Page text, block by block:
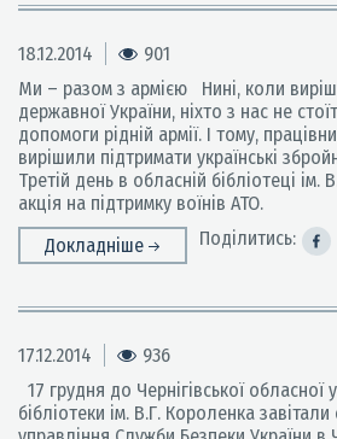
18.12.2014
901
Ми – разом з армією Нині, коли
державної України, ніхто з нас не
допомоги рідній армії. І тому,
вирішили підтримати українські
Третій день в обласній бібліотеці ім.
акція на підтримку воїнів АТО.
Докладніше
Поділитись:
17.12.2014
936
17 грудня до Чернігівської обласної
бібліотеки ім. В.Г. Короленка завітали